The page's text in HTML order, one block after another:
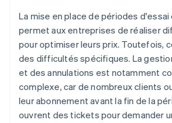
La mise en place de périodes
permet aux entreprises de réaliser
pour optimiser leurs prix. Toutefois,
des difficultés spécifiques. La
et des annulations est notamment
complexe, car de nombreux clients
leur abonnement avant la fin de la
ouvrent des tickets pour demander